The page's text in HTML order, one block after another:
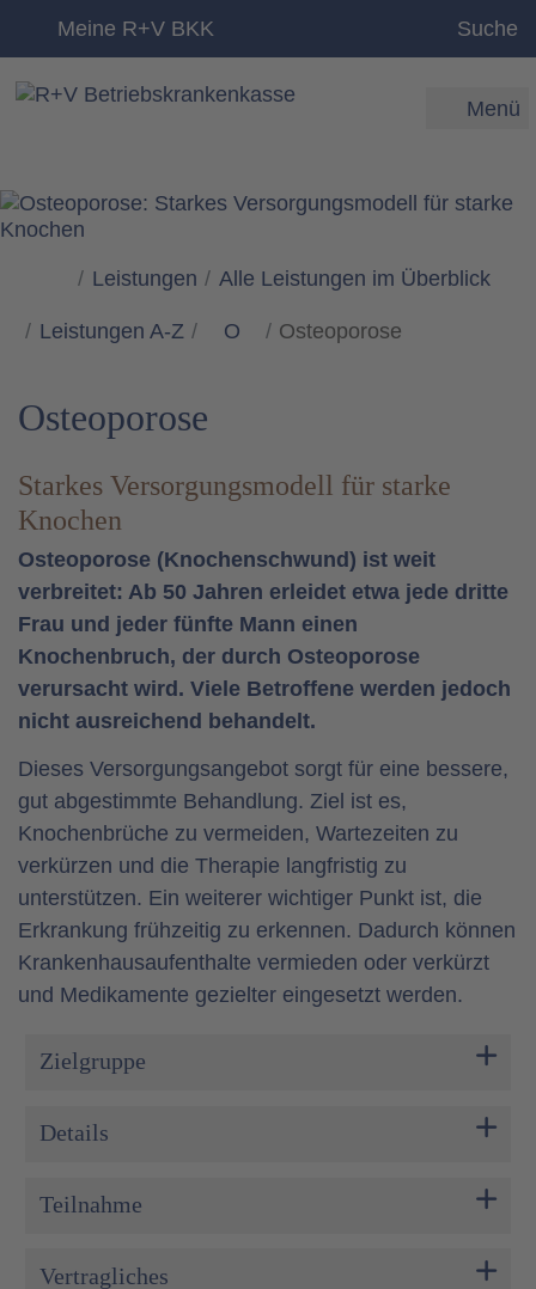
Meine R+V BKK Suche
Menü
Leistungen Alle Leistungen im Überblick
Leistungen A-Z O Osteoporose
Osteoporose
Starkes Versorgungsmodell für starke
Knochen
Osteoporose (Knochenschwund) ist weit
verbreitet: Ab 50 Jahren erleidet etwa jede dritte
Frau und jeder fünfte Mann einen
Knochenbruch, der durch Osteoporose
verursacht wird. Viele Betroffene werden jedoch
nicht ausreichend behandelt.
Dieses Versorgungsangebot sorgt für eine bessere,
gut abgestimmte Behandlung. Ziel ist es,
Knochenbrüche zu vermeiden, Wartezeiten zu
verkürzen und die Therapie langfristig zu
unterstützen. Ein weiterer wichtiger Punkt ist, die
Erkrankung frühzeitig zu erkennen. Dadurch können
Krankenhausaufenthalte vermieden oder verkürzt
und Medikamente gezielter eingesetzt werden.
Zielgruppe
Details
Teilnahme
Vertragliches